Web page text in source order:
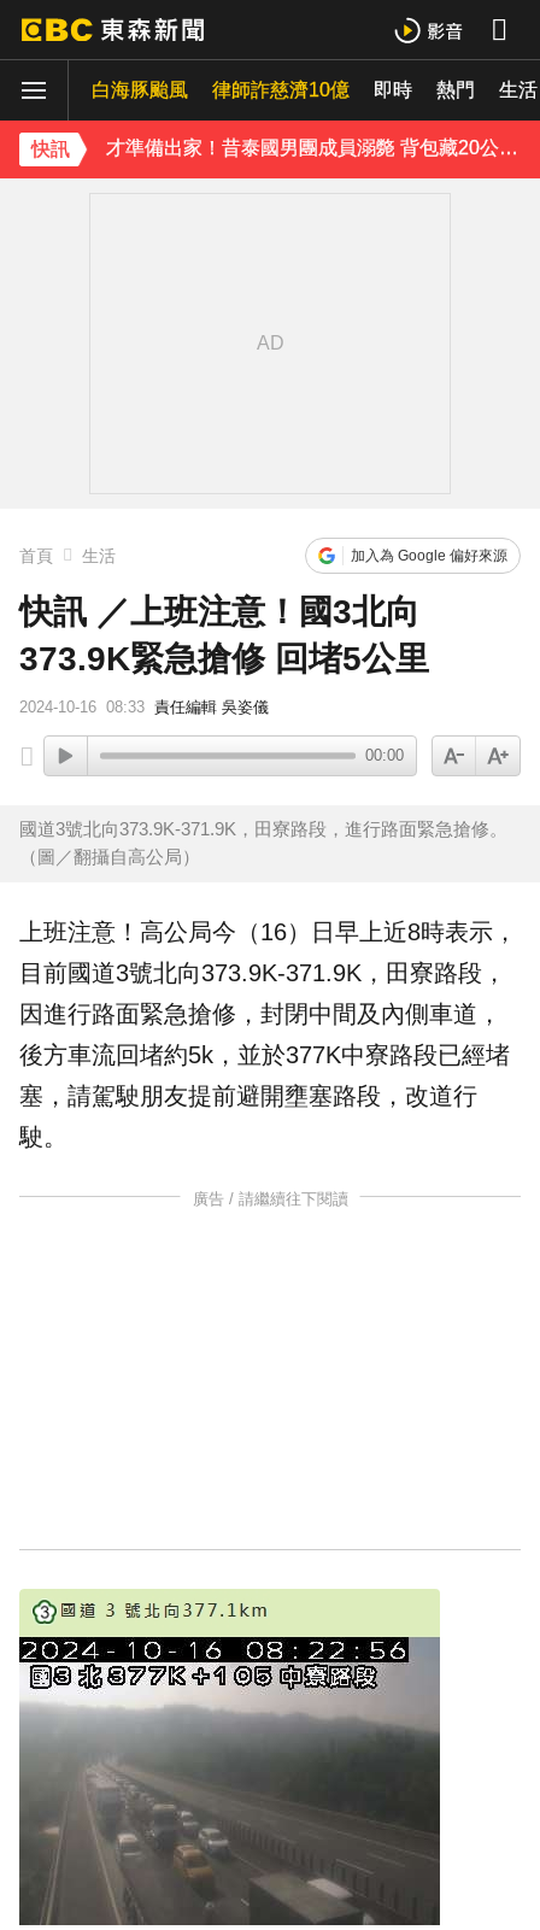
白海豚颱風 律師詐慈濟10億 即時 熱門 生活
快訊
獨家／女拒付4百洗頭費！ 髮廊老闆怒：洗「霸王頭」
才準備出家！昔泰國男團成員溺斃 背包藏20公斤重物
首頁 生活 加入為 Google 偏好來源
快訊 ／上班注意！國3北向
373.9K緊急搶修 回堵5公里
2024-10-16 08:33 責任編輯 吳姿儀
00:00
國道3號北向373.9K-371.9K，田寮路段，進行路面緊急搶修。
（圖／翻攝自高公局）
上班注意！高公局今（16）日早上近8時表示，
目前國道3號北向373.9K-371.9K， 田寮路段 ，
因進行路面緊急搶修 ，封閉中間及內側車道，
後方車流回堵約5k，並於377K中寮路段已經堵
塞，請駕駛朋友提前避開壅塞路段，改道行
駛。
廣告 / 請繼續往下閱讀